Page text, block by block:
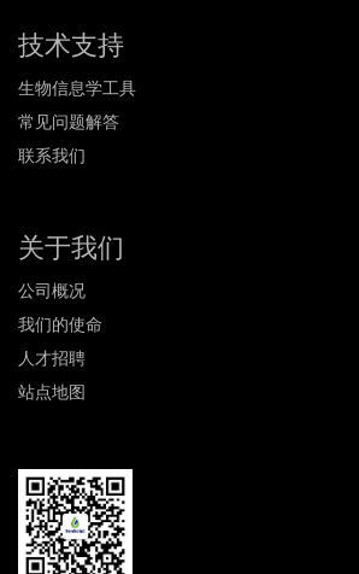
技术支持
生物信息学工具
常见问题解答
联系我们
关于我们
公司概况
我们的使命
人才招聘
站点地图